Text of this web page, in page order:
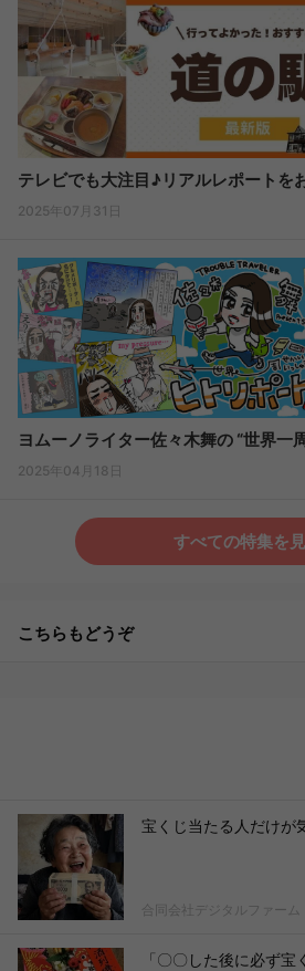
テレビでも大注目♪リアルレポートを
2025年07月31日
ヨムーノライター佐々木舞の “世界一
2025年04月18日
すべての特集を
こちらもどうぞ
宝くじ当たる人だけが
合同会社デジタルファーム
「〇〇した後に必ず